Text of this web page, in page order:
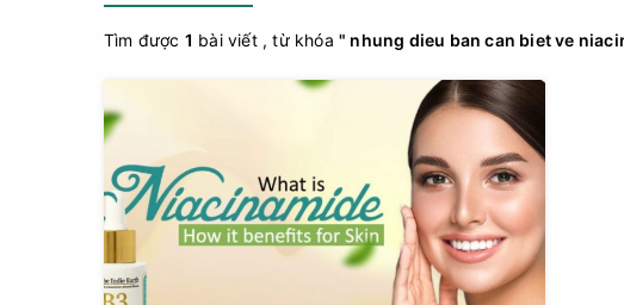
Tìm được 1 bài viết , từ khóa" nhung dieu ban can biet ve